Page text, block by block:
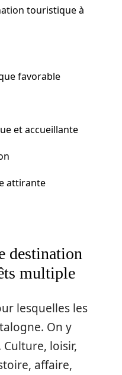
touristique à
favorable
et accueillante
attirante
destination
multiple
lesquelles les
On y
loisir,
affaire,